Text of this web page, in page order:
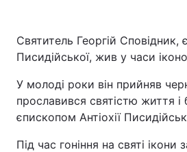
Святитель Георгій Сповідник,
Писидійської, жив у часи
У молоді роки він прийняв
прославився святістю життя і
єпископом Антіохії
Під час гоніння на святі ікони